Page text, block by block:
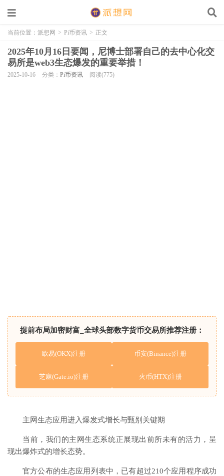
当前位置： 派想网 > Pi币资讯 > 正文
2025年10月16日要闻，尼博士部署自己的去中心化交
易所是web3生态爆发的重要举措！
2025-10-16 分类： Pi币资讯 阅读(775)
提前布局加密财富_全球头部数字货币交易所推荐注册：
欧易(OKX)注册 币安(Binance)注册
芝麻(Gate.io)注册 火币(HTX)注册
主网生态应用进入爆发式增长与甄别关键期
当前，我们的主网生态系统正展现出前所未有的活力，呈
现出爆炸式的增长态势。
官方公布的生态应用列表中，已有超过210个应用程序成功